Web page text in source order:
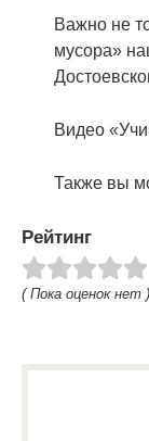
Важно не
мусора»
Видео
Также вы
Рейтинг
( Пока оценок нет )